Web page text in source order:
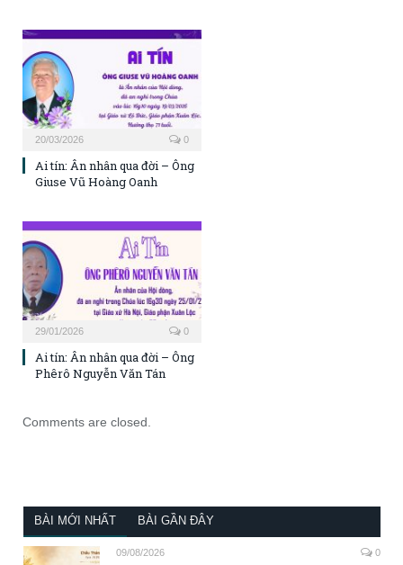
20/03/2026 0
Ai tín: Ân nhân qua đời – Ông
Giuse Vũ Hoàng Oanh
29/01/2026 0
Ai tín: Ân nhân qua đời – Ông
Phêrô Nguyễn Văn Tán
Comments are closed.
BÀI MỚI NHẤT BÀI GẦN ĐÂY
09/08/2026 0